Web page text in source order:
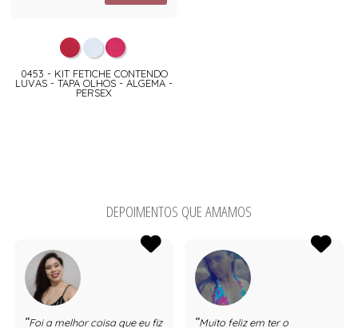
0453 - KIT FETICHE CONTENDO
LUVAS - TAPA OLHOS - ALGEMA -
PERSEX
DEPOIMENTOS QUE AMAMOS
Foi a melhor coisa que eu fiz
Muito feliz em ter o